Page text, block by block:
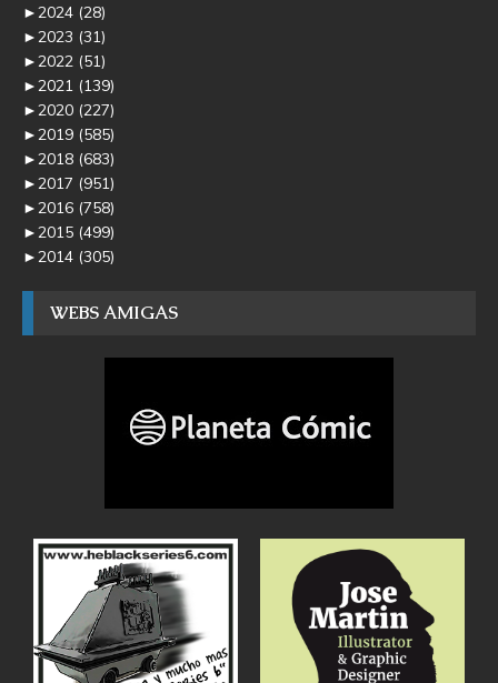
►2024 (28)
►2023 (31)
►2022 (51)
►2021 (139)
►2020 (227)
►2019 (585)
►2018 (683)
►2017 (951)
►2016 (758)
►2015 (499)
►2014 (305)
WEBS AMIGAS